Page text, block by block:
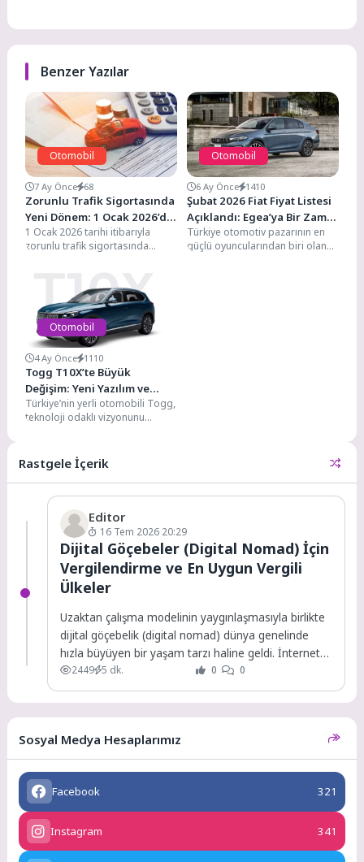
Benzer Yazılar
Otomobil
7 Ay Önce 68
Zorunlu Trafik Sigortasında
Yeni Dönem: 1 Ocak 2026’da
Yürürlüğe Giriyor
1 Ocak 2026 tarihi itibarıyla
zorunlu trafik sigortasında
Otomobil
6 Ay Önce 1410
Şubat 2026 Fiat Fiyat Listesi
Açıklandı: Egea’ya Bir Zam
Daha Geldi!
Türkiye otomotiv pazarının en
güçlü oyuncularından biri olan
Otomobil
4 Ay Önce 1110
Togg T10X’te Büyük
Değişim: Yeni Yazılım ve
Donanım Güncellemesi
Yayında
Türkiye’nin yerli otomobili Togg,
teknoloji odaklı vizyonunu
Rastgele İçerik
Editor
16 Tem 2026 20:29
Dijital Göçebeler (Digital Nomad) İçin
Vergilendirme ve En Uygun Vergili
Ülkeler
Uzaktan çalışma modelinin yaygınlaşmasıyla birlikte
dijital göçebelik (digital nomad) dünya genelinde
hızla büyüyen bir yaşam tarzı haline geldi. İnternet
bağlantısının...
2449 5 dk. 0 0
Sosyal Medya Hesaplarımız
Facebook 321
Instagram 341